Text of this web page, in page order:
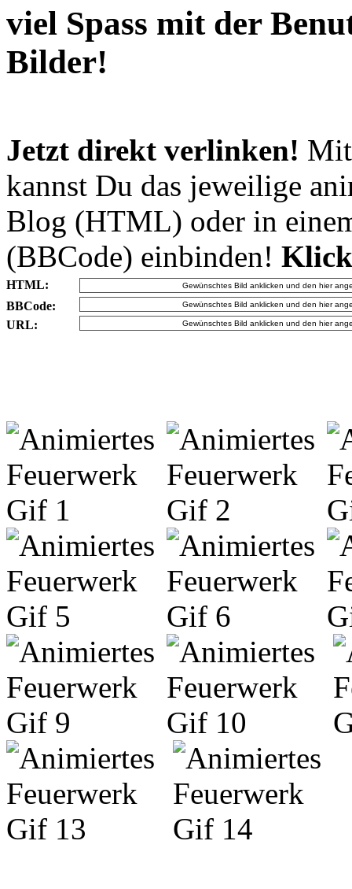
viel Spass mit der
Bilder!
Jetzt direkt verlinken!
kannst Du das jeweilige
Blog (HTML) oder in
(BBCode) einbinden!
HTML:
BBCode:
URL: